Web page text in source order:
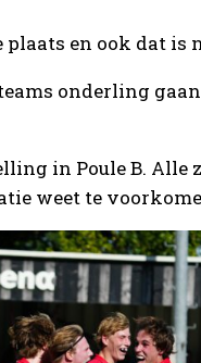
plaats en ook dat
onderling
in Poule B.
weet te